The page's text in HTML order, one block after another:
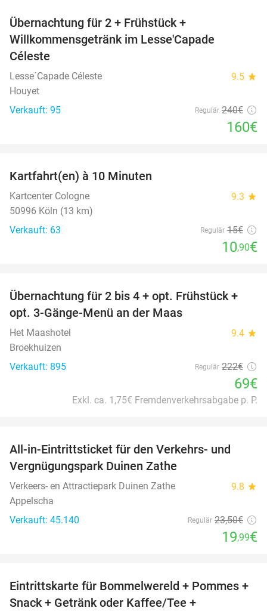
Übernachtung für 2 + Frühstück +
Willkommensgetränk im Lesse'Capade
Céleste
Lesse´Capade Céleste 9.5 star
Houyet
Verkauft: 95
Regulär 240€
160€
Kartfahrt(en) à 10 Minuten
Kartcenter Cologne 9.3 star
50996 Köln (13 km)
Verkauft: 63
Regulär 15€
10,90€
69%
Übernachtung für 2 bis 4 + opt. Frühstück +
opt. 3-Gänge-Menü an der Maas
Het Maashotel 9.4 star
Broekhuizen
Verkauft: 895
Regulär 222€
69€
Exkl. ca. 1,75€ Fremdenverkehrsabgabe p. P.
All-in-Eintrittsticket für den Verkehrs- und
Vergnügungspark Duinen Zathe
Verkeers- en Attractiepark Duinen Zathe 9.8 star
Appelscha
Verkauft: 45.140
Regulär 23,50€
19,99€
23%
Eintrittskarte für Bommelwereld + Pommes +
Snack + Getränk oder Kaffee/Tee +